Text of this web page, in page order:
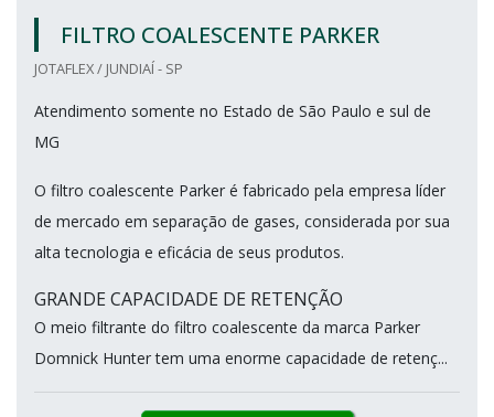
FILTRO COALESCENTE PARKER
JOTAFLEX / JUNDIAÍ - SP
Atendimento somente no Estado de São Paulo e sul de
MG
O filtro coalescente Parker é fabricado pela empresa líder
de mercado em separação de gases, considerada por sua
alta tecnologia e eficácia de seus produtos.
GRANDE CAPACIDADE DE RETENÇÃO
O meio filtrante do filtro coalescente da marca Parker
Domnick Hunter tem uma enorme capacidade de retenç...